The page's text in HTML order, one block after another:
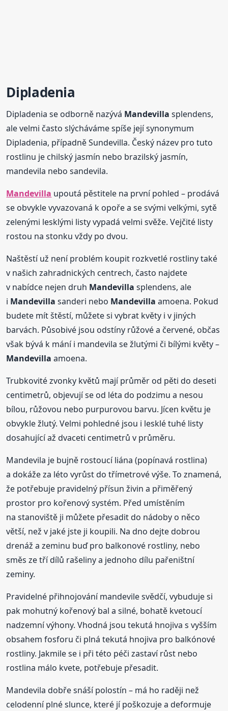
Dipladenia
Dipladenia se odborně nazývá Mandevilla splendens,
ale velmi často slýcháváme spíše její synonymum
Dipladenia, případně Sundevilla. Český název pro tuto
rostlinu je chilský jasmín nebo brazilský jasmín,
mandevila nebo sandevila.
Mandevilla upoutá pěstitele na první pohled – prodává
se obvykle vyvazovaná k opoře a se svými velkými, sytě
zelenými lesklými listy vypadá velmi svěže. Vejčité listy
rostou na stonku vždy po dvou.
Naštěstí už není problém koupit rozkvetlé rostliny také
v našich zahradnických centrech, často najdete
v nabídce nejen druh Mandevilla splendens, ale
i Mandevilla sanderi nebo Mandevilla amoena. Pokud
budete mít štěstí, můžete si vybrat květy i v jiných
barvách. Působivé jsou odstíny růžové a červené, občas
však bývá k mání i mandevila se žlutými či bílými květy –
Mandevilla amoena.
Trubkovité zvonky květů mají průměr od pěti do deseti
centimetrů, objevují se od léta do podzimu a nesou
bílou, růžovou nebo purpurovou barvu. Jícen květu je
obvykle žlutý. Velmi pohledné jsou i lesklé tuhé listy
dosahující až dvaceti centimetrů v průměru.
Mandevila je bujně rostoucí liána (popínavá rostlina)
a dokáže za léto vyrůst do třímetrové výše. To znamená,
že potřebuje pravidelný přísun živin a přiměřený
prostor pro kořenový systém. Před umístěním
na stanoviště ji můžete přesadit do nádoby o něco
větší, než v jaké jste ji koupili. Na dno dejte dobrou
drenáž a zeminu buď pro balkonové rostliny, nebo
směs ze tří dílů rašeliny a jednoho dílu pařeništní
zeminy.
Pravidelné přihnojování mandevile svědčí, vybuduje si
pak mohutný kořenový bal a silné, bohatě kvetoucí
nadzemní výhony. Vhodná jsou tekutá hnojiva s vyšším
obsahem fosforu či plná tekutá hnojiva pro balkónové
rostliny. Jakmile se i při této péči zastaví růst nebo
rostlina málo kvete, potřebuje přesadit.
Mandevila dobře snáší polostín – má ho raději než
celodenní plné slunce, které jí poškozuje a deformuje